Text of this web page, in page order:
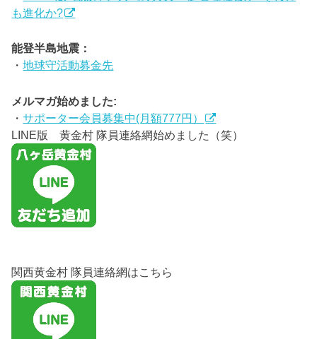
も進化か?
能登半島地震：
・地球守活動募金先
メルマガ始めました:
・サポーター会員募集中(月額777円）
LINE版 黄金村 隊員連絡網始めました（笑）
関西黄金村 隊員連絡網はこちら